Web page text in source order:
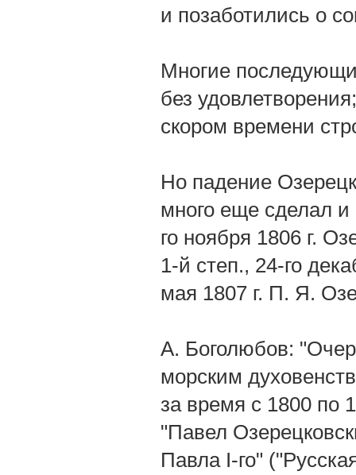
и позаботились о
Многие
без
скором времени
Но падение
много еще сделал и
го ноября 1806 г.
1-й степ., 24-го
мая 1807 г. П. Я.
А. Боголюбов:
морским
за время с 1800 по
"Павел
Павла I-го"